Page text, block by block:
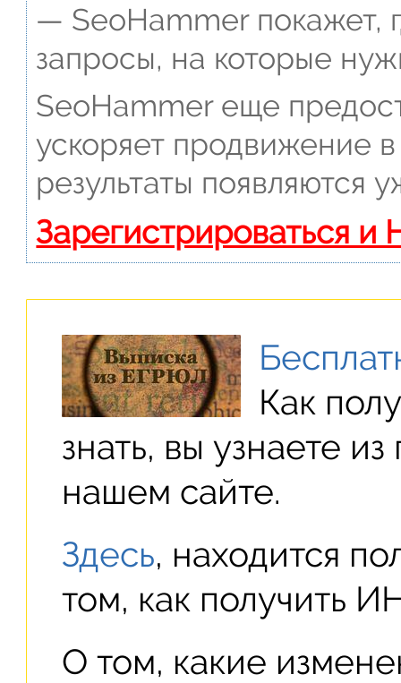
— SeoHammer покажет,
запросы, на которые
SeoHammer еще
ускоряет продвижение
результаты появляются
Зарегистрироваться и
Как
знать, вы узнаете
нашем сайте.
Здесь, находится
том, как получить
О том, какие